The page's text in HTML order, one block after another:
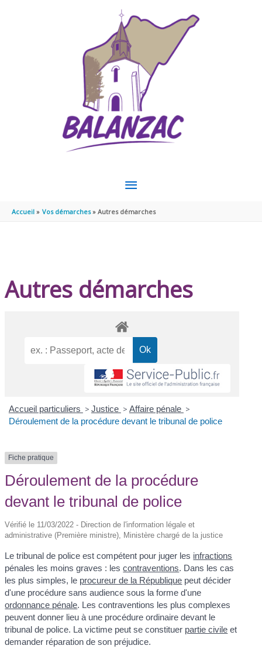
MENU
PRINCIPAL
Accueil Vos démarches Autres démarches
Autres démarches
Accueil particuliers > Justice > Affaire pénale >
Déroulement de la procédure devant le tribunal de police
Fiche pratique
Déroulement de la procédure
devant le tribunal de police
Vérifié le 11/03/2022 - Direction de l'information légale et
administrative (Première ministre), Ministère chargé de la justice
Le tribunal de police est compétent pour juger les infractions
pénales les moins graves : lescontraventions. Dans les cas
les plus simples, le procureur de la République peut décider
d'une procédure sans audience sous la forme d'une
ordonnance pénale. Les contraventions les plus complexes
peuvent donner lieu à une procédure ordinaire devant le
tribunal de police. La victime peut se constituer partie civile et
demander réparation de son préjudice.